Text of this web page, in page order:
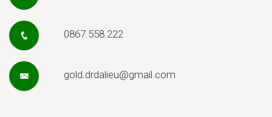
0867.558.222
gold.drdalieu@gmail.com